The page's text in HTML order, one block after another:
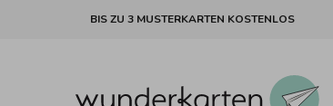
BIS ZU 3 MUSTERKARTEN KOSTENLOS